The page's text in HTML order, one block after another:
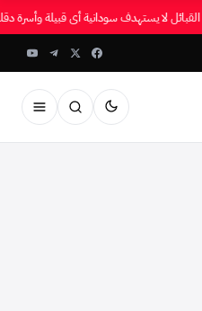
لا يستهدف سودانية أي قبيلة وأسرة